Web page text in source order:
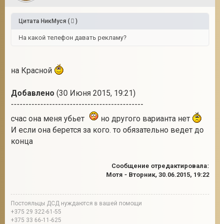
Цитата НикМуся ( )
На какой телефон давать рекламу?
на Красной
Добавлено (30 Июня 2015, 19:21)
---------------------------------------------
счас она меня убьет
но другого варианта нет
И если она берется за кого. то обязательно ведет до
конца
Сообщение отредактировала:
Мотя - Вторник, 30.06.2015, 19:22
Постояльцы ДСД нуждаются в вашей помощи
+375 29 322-61-55
+375 33 66-11-625